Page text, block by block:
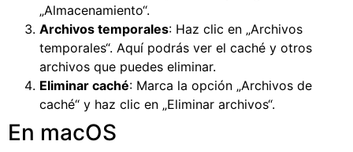
„Almacenamiento“.
Archivos temporales: Haz clic en „Archivos
temporales“. Aquí podrás ver el caché y otros
archivos que puedes eliminar.
Eliminar caché: Marca la opción „Archivos de
caché“ y haz clic en „Eliminar archivos“.
En macOS